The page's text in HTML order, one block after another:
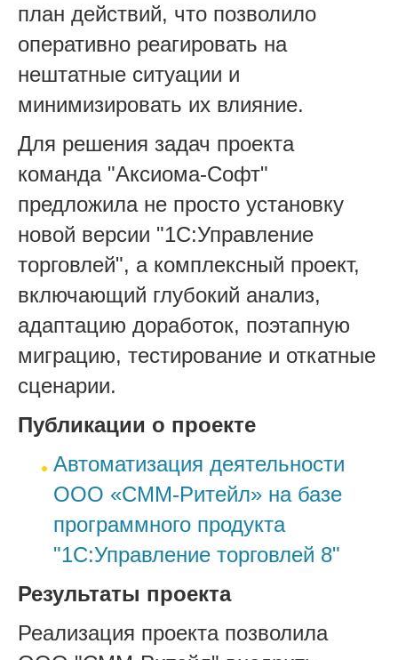
план действий, что позволило
оперативно реагировать на
нештатные ситуации и
минимизировать их влияние.
Для решения задач проекта
команда "Аксиома-Софт"
предложила не просто установку
новой версии "1С:Управление
торговлей", а комплексный проект,
включающий глубокий анализ,
адаптацию доработок, поэтапную
миграцию, тестирование и откатные
сценарии.
Публикации о проекте
Автоматизация деятельности
ООО «СММ-Ритейл» на базе
программного продукта
"1С:Управление торговлей 8"
Результаты проекта
Реализация проекта позволила